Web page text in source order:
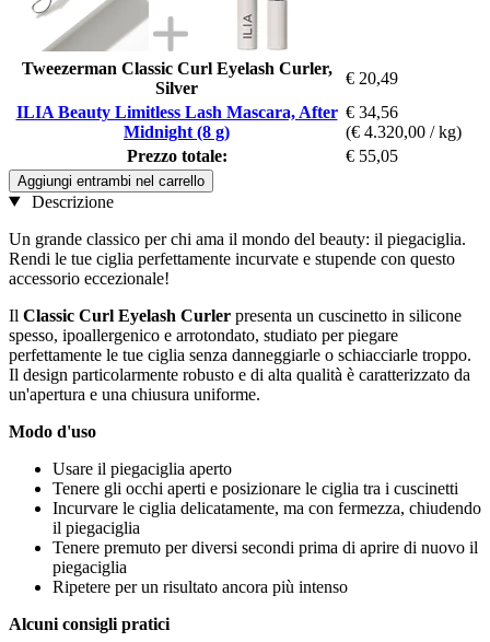
Tweezerman Classic Curl Eyelash Curler,
Silver
€ 20,49
ILIA Beauty Limitless Lash Mascara, After
Midnight (8 g)
€ 34,56
(€ 4.320,00 / kg)
Prezzo totale:
€ 55,05
Aggiungi entrambi nel carrello
Descrizione
Un grande classico per chi ama il mondo del beauty: il piegaciglia.
Rendi le tue ciglia perfettamente incurvate e stupende con questo
accessorio eccezionale!
Il Classic Curl Eyelash Curler presenta un cuscinetto in silicone
spesso, ipoallergenico e arrotondato, studiato per piegare
perfettamente le tue ciglia senza danneggiarle o schiacciarle troppo.
Il design particolarmente robusto e di alta qualità è caratterizzato da
un'apertura e una chiusura uniforme.
Modo d'uso
Usare il piegaciglia aperto
Tenere gli occhi aperti e posizionare le ciglia tra i cuscinetti
Incurvare le ciglia delicatamente, ma con fermezza, chiudendo
il piegaciglia
Tenere premuto per diversi secondi prima di aprire di nuovo il
piegaciglia
Ripetere per un risultato ancora più intenso
Alcuni consigli pratici